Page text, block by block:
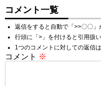
コメント一覧
返信をすると自動で「>>〇〇」
行頭に「>」を付けると引用扱い
1つのコメントに対しての返信
コメント ※